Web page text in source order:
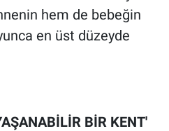
hem de bebeğin
en üst düzeyde
BİR KENT'